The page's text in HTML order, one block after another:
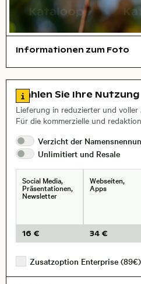
Informationen zum Foto
, Objektiv
Zu den
Wählen Sie Ihre Nutzung
Lieferung in reduzierter und
Für die kommerzielle und
Verzicht der
Unlimitiert und Resale
Social Media,
Präsentationen,
Newsletter
16 €
Webseiten,
Apps
34 €
Zusatzoption Enterprise (89€)